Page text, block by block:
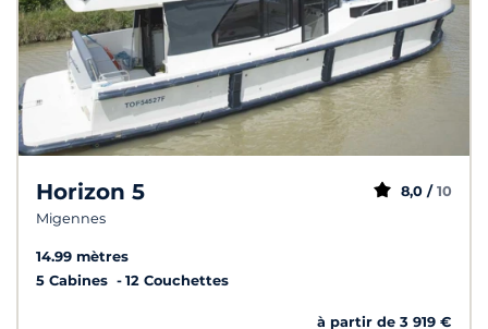
Horizon 5
Migennes
8,0 / 10
14.99 mètres
5 Cabines
12 Couchettes
à partir de 3 919 €